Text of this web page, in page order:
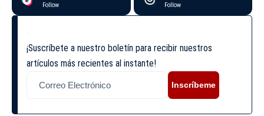
Follow Follow
¡Suscríbete a nuestro boletín para recibir nuestros
artículos más recientes al instante!
Inscríbeme